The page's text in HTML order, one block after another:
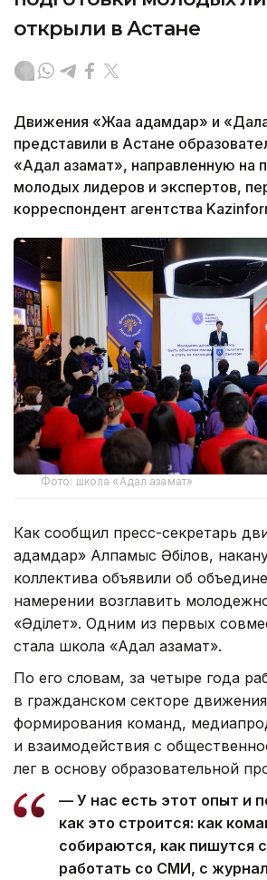
открыли в Астане
Движения «Жаңа адамдар» и
представили в Астане
«Адал азамат», направленную на
молодых лидеров и экспертов,
корреспондент агентства
Фото: школа «Адал азамат»
Как сообщил пресс-секретарь
адамдар» Алпамыс Әбілов,
коллектива объявили об
намерении возглавить
«Әділет». Одним из первых
стала школа «Адал азамат».
По его словам, за четыре года
в гражданском секторе
формирования команд,
и взаимодействия с
лег в основу образовательной
— У нас есть этот опыт и
как это строится: как
собираются, как пишутся
работать со СМИ, с